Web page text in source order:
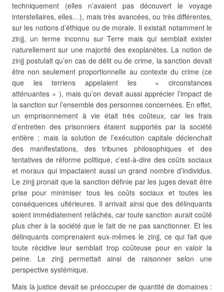
techniquement (elles n’avaient pas découvert le voyage
interstellaires, elles…), mais très avancées, ou très différentes,
sur les notions d’éthique ou de morale. Il existait notamment le
zinjj, un terme inconnu sur Terre mais qui semblait exister
naturellement sur une majorité des exoplanètes. La notion de
zinjj postulait qu’en cas de délit ou de crime, la sanction devait
être non seulement proportionnelle au contexte du crime (ce
que les terriens appelaient les » circonstances
atténuantes « ), mais qu’on devait aussi apprécier l’impact de
la sanction sur l’ensemble des personnes concernées. En effet,
un emprisonnement à vie était très coûteux, car les frais
d’entretien des prisonniers étaient supportés par la société
entière ; mais la solution de l’exécution capitale déclenchait
des manifestations, des tribunes philosophiques et des
tentatives de réforme politique, c’est-à-dire des coûts sociaux
et moraux qui impactaient aussi un grand nombre d’individus.
Le zinjj pronait que la sanction définie par les juges devait être
prise pour minimiser tous les coûts sociaux et toutes les
conséquences ultérieures. Il arrivait ainsi que des délinquants
soient immédiatement relâchés, car toute sanction aurait coûté
plus cher à la société que le fait de ne pas sanctionner. Et les
délinquants comprenaient eux-mêmes le zinjj, ce qui fait que
toute récidive leur semblait trop coûteuse pour en valoir la
peine. Le zinjj permettait ainsi de raisonner selon une
perspective systémique.
Mais la justice devait se préoccuper de quantité de domaines :